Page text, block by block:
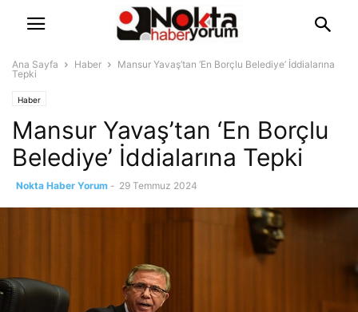
Ana Sayfa Haber
Mansur Yavaş’tan ‘En Borçlu Belediye’ İddialarına
Tepki
Haber
Mansur Yavaş’tan ‘En Borçlu
Belediye’ İddialarına Tepki
Nokta Haber Yorum - 29 Temmuz 2024